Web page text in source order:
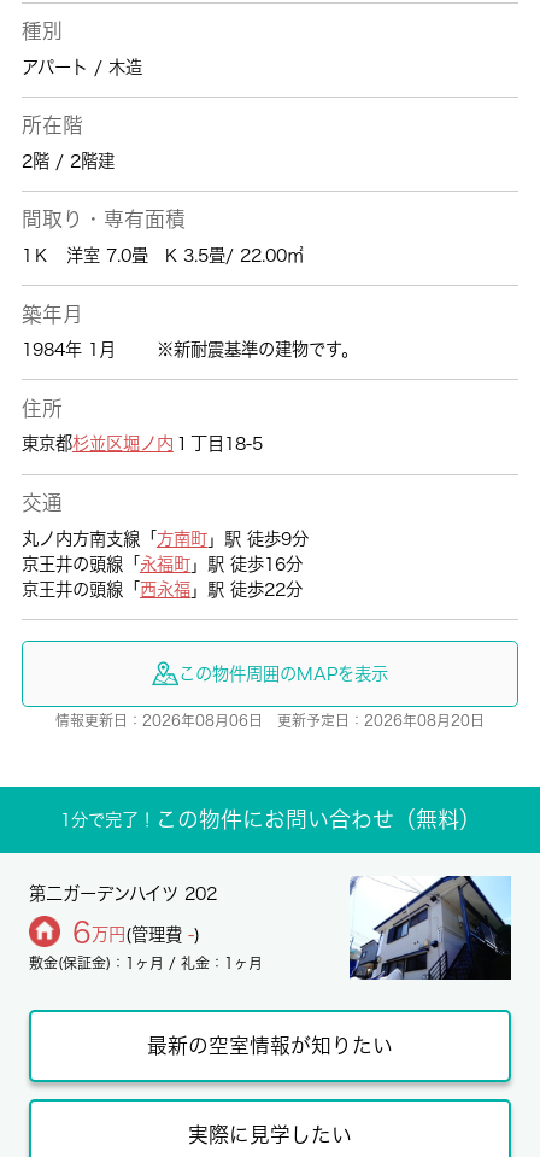
種別
アパート / 木造
所在階
2階 / 2階建
間取り・専有面積
1Ｋ 洋室 7.0畳 K 3.5畳/ 22.00㎡
築年月
1984年 1月 ※新耐震基準の建物です。
住所
東京都杉並区堀ノ内 １丁目18-5
交通
丸ノ内方南支線「 方南町」駅 徒歩9分
京王井の頭線「 永福町」駅 徒歩16分
京王井の頭線「 西永福」駅 徒歩22分
この物件周囲のMAPを表示
情報更新日：2026年08月06日 更新予定日：2026年08月20日
1分で完了！ この物件にお問い合わせ（無料）
第二ガーデンハイツ 202
6 万円 (管理費 -)
敷金(保証金)：1ヶ月 / 礼金：1ヶ月
最新の空室情報が知りたい
実際に見学したい